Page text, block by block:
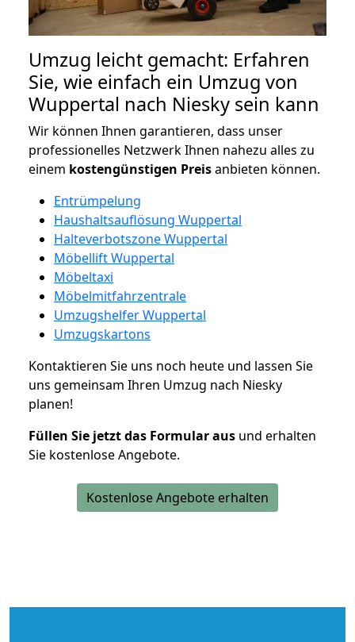
Umzug leicht gemacht: Erfahren
Sie, wie einfach ein Umzug von
Wuppertal nach Niesky sein kann
Wir können Ihnen garantieren, dass unser
professionelles Netzwerk Ihnen nahezu alles zu
einem kostengünstigen Preisanbieten können.
Entrümpelung
Haushaltsauflösung Wuppertal
Halteverbotszone Wuppertal
Möbellift Wuppertal
Möbeltaxi
Möbelmitfahrzentrale
Umzugshelfer Wuppertal
Umzugskartons
Kontaktieren Sie uns noch heute und lassen Sie
uns gemeinsam Ihren Umzug nach Niesky
planen!
Füllen Sie jetzt das Formular aus und erhalten
Sie kostenlose Angebote.
Kostenlose Angebote erhalten